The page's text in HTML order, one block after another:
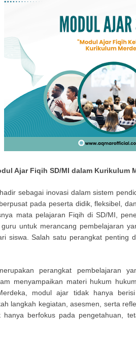
Ajar Fiqih SD/MI dalam Kurikulum
sebagai inovasi dalam sistem
pada peserta didik, fleksibel,
mata pelajaran Fiqih di SD/MI,
untuk merancang pembelajaran
siswa. Salah satu perangkat penting
perangkat pembelajaran
menyampaikan materi hukum
modul ajar tidak hanya
langkah kegiatan, asesmen, serta
hanya berfokus pada pengetahuan,